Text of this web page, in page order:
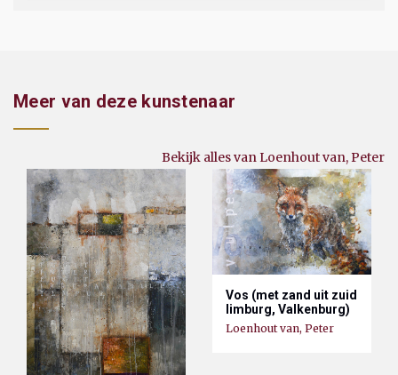
Meer van deze kunstenaar
Bekijk alles van Loenhout van, Peter
Vos (met zand uit zuid
limburg, Valkenburg)
Loenhout van, Peter